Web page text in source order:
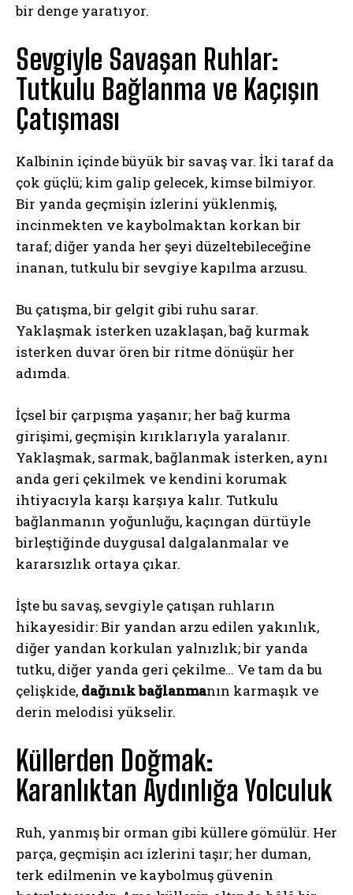
ABONE OL
bir denge yaratıyor.
Sevgiyle Savaşan Ruhlar:
Tutkulu Bağlanma ve Kaçışın
Çatışması
Kalbinin içinde büyük bir savaş var. İki taraf da
çok güçlü; kim galip gelecek, kimse bilmiyor.
Bir yanda geçmişin izlerini yüklenmiş,
incinmekten ve kaybolmaktan korkan bir
taraf; diğer yanda her şeyi düzeltebileceğine
inanan, tutkulu bir sevgiye kapılma arzusu.
Bu çatışma, bir gelgit gibi ruhu sarar.
Yaklaşmak isterken uzaklaşan, bağ kurmak
isterken duvar ören bir ritme dönüşür her
adımda.
İçsel bir çarpışma yaşanır; her bağ kurma
girişimi, geçmişin kırıklarıyla yaralanır.
Yaklaşmak, sarmak, bağlanmak isterken, aynı
anda geri çekilmek ve kendini korumak
ihtiyacıyla karşı karşıya kalır. Tutkulu
bağlanmanın yoğunluğu, kaçıngan dürtüyle
birleştiğinde duygusal dalgalanmalar ve
kararsızlık ortaya çıkar.
İşte bu savaş, sevgiyle çatışan ruhların
hikayesidir: Bir yandan arzu edilen yakınlık,
diğer yandan korkulan yalnızlık; bir yanda
tutku, diğer yanda geri çekilme… Ve tam da bu
çelişkide, dağınık bağlanmanın karmaşık ve
derin melodisi yükselir.
Küllerden Doğmak:
Karanlıktan Aydınlığa Yolculuk
Ruh, yanmış bir orman gibi küllere gömülür. Her
parça, geçmişin acı izlerini taşır; her duman,
terk edilmenin ve kaybolmuş güvenin